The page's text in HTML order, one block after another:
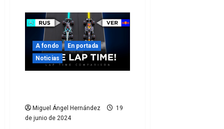
El
Manchester
United
lucirá
Snapdragon
en
su
camiseta
A fondo
En portada
Noticias
Miguel Ángel Hernández
19
de junio de 2024